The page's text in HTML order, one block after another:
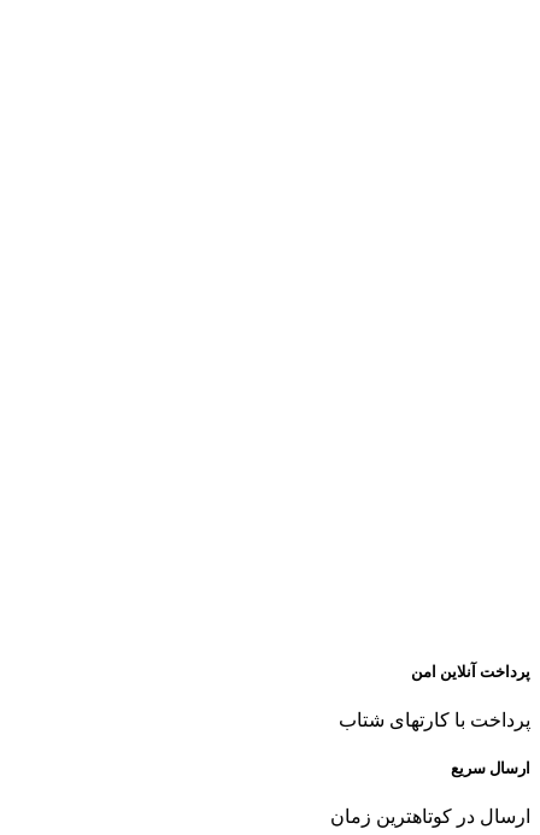
پرداخت آنلاین امن
پرداخت با کارتهای شتاب
ارسال سریع
ارسال در کوتاهترین زمان